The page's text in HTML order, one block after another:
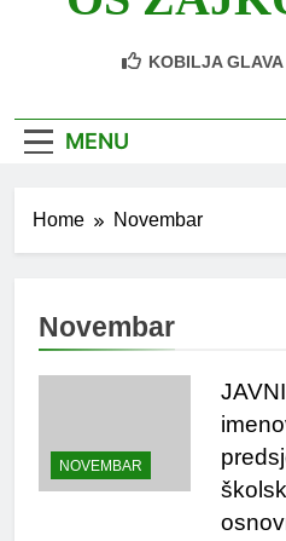
KOBILJA GLAVA
MENU
Home Novembar
Novembar
NOVEMBAR